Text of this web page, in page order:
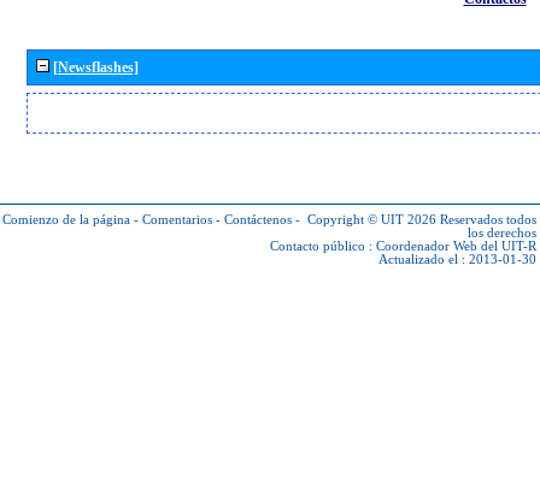
[Newsflashes]
Comienzo de la página - Comentarios - Contáctenos - Copyright © UIT 2026 Reservados todos
los derechos
Contacto público : Coordenador Web del UIT-R
Actualizado el : 2013-01-30